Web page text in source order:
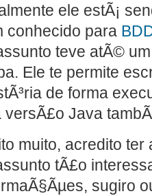
ele estÃ¡
conhecido para
teve atÃ©
Ele te permite
de forma
versÃ£o Java
muito, acredito ter
tÃ£o
sugiro